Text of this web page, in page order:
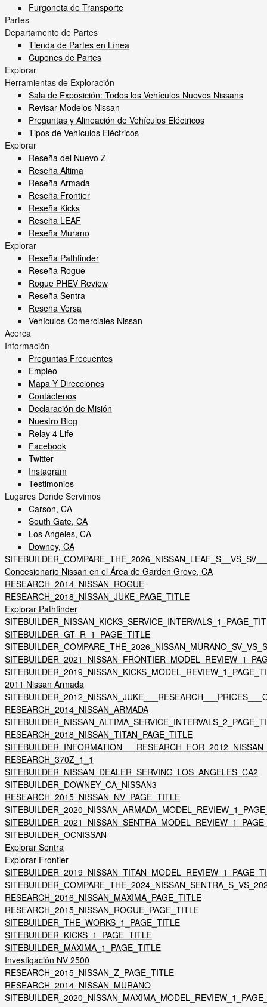
Furgoneta de Transporte
Partes
Departamento de Partes
Tienda de Partes en Línea
Cupones de Partes
Explorar
Herramientas de Exploración
Sala de Exposición: Todos los Vehículos Nuevos Nissans
Revisar Modelos Nissan
Preguntas y Alineación de Vehículos Eléctricos
Tipos de Vehículos Eléctricos
Explorar
Reseña del Nuevo Z
Reseña Altima
Reseña Armada
Reseña Frontier
Reseña Kicks
Reseña LEAF
Reseña Murano
Explorar
Reseña Pathfinder
Reseña Rogue
Rogue PHEV Review
Reseña Sentra
Reseña Versa
Vehículos Comerciales Nissan
Acerca
Información
Preguntas Frecuentes
Empleo
Mapa Y Direcciones
Contáctenos
Declaración de Misión
Nuestro Blog
Relay 4 Life
Facebook
Twitter
Instagram
Testimonios
Lugares Donde Servimos
Carson, CA
South Gate, CA
Los Angeles, CA
Downey, CA
Concesionario Nissan en el Área de Garden Grove, CA
RESEARCH_2014_NISSAN_ROGUE
RESEARCH_2018_NISSAN_JUKE_PAGE_TITLE
Explorar Pathfinder
SITEBUILDER_GT_R_1_PAGE_TITLE
2011 Nissan Armada
RESEARCH_2014_NISSAN_ARMADA
RESEARCH_2018_NISSAN_TITAN_PAGE_TITLE
RESEARCH_370Z_1_1
SITEBUILDER_NISSAN_DEALER_SERVING_LOS_ANGELES_CA2
SITEBUILDER_DOWNEY_CA_NISSAN3
RESEARCH_2015_NISSAN_NV_PAGE_TITLE
SITEBUILDER_OCNISSAN
Explorar Sentra
Explorar Frontier
RESEARCH_2016_NISSAN_MAXIMA_PAGE_TITLE
RESEARCH_2015_NISSAN_ROGUE_PAGE_TITLE
SITEBUILDER_THE_WORKS_1_PAGE_TITLE
SITEBUILDER_KICKS_1_PAGE_TITLE
SITEBUILDER_MAXIMA_1_PAGE_TITLE
Investigación NV 2500
RESEARCH_2015_NISSAN_Z_PAGE_TITLE
RESEARCH_2014_NISSAN_MURANO